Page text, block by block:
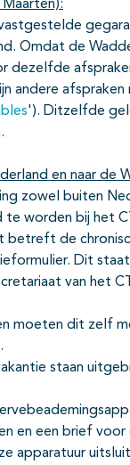
Maarten):
Omdat de
dezelfde
andere
'). Ditzelfde
en naar de
zowel buiten
worden bij het
betreft de
Dit
van het
moeten dit zelf
staan
en een brief
apparatuur